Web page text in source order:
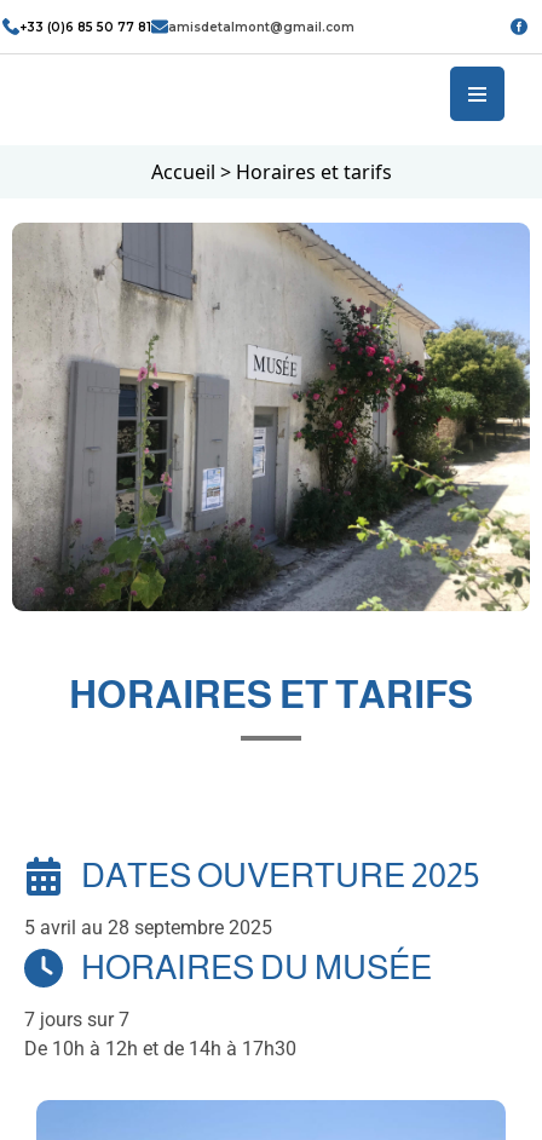
+33 (0)6 85 50 77 81 amisdetalmont@gmail.com
Accueil > Horaires et tarifs
HORAIRES ET TARIFS
DATES OUVERTURE 2025
5 avril au 28 septembre 2025
HORAIRES DU MUSÉE
7 jours sur 7
De 10h à 12h et de 14h à 17h30